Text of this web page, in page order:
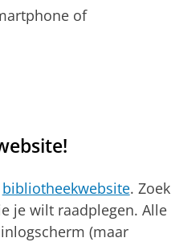
of
bibliotheekwebsite. Zoek
je wilt raadplegen. Alle
(maar